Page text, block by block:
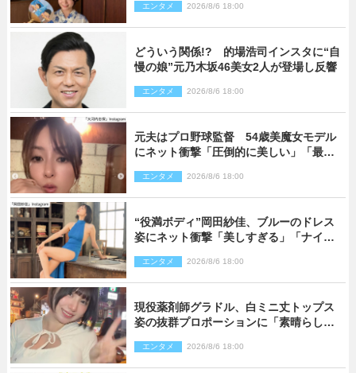
エンタメ 2026/8/6 18:00
どういう関係!? 的場浩司インスタに“自
慢の娘”元乃木坂46美女2人が登場し反響
エンタメ 2026/8/6 18:00
元夫はプロ野球監督 54歳美魔女モデル
にネット衝撃「圧倒的に美しい」「最強
エンタメ 2026/8/6 18:00
“役満ボディ”岡田紗佳、ブルーのドレス
姿にネット衝撃「美しすぎる」「ナイ
エンタメ 2026/8/6 18:00
現役薬剤師グラドル、白ミニ丈トップス
姿の抜群プロポーションに「素晴らしす
エンタメ 2026/8/6 18:00